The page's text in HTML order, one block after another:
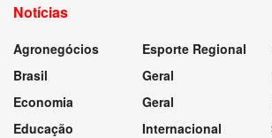
Notícias
Agronegócios
Brasil
Economia
Educação
Esporte Regional
Geral
Geral
Internacional